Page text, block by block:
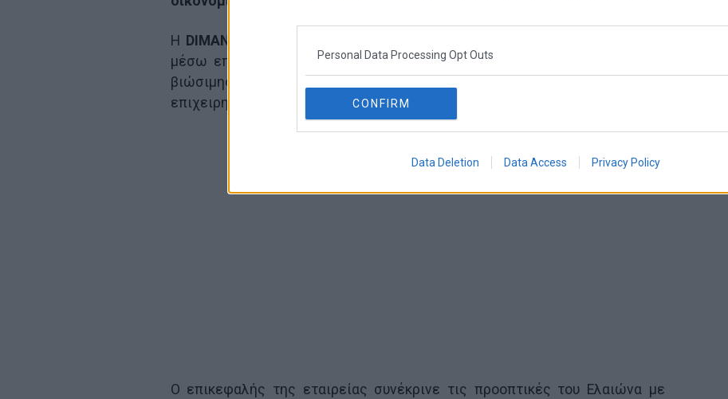
Personal Data Processing Opt Outs
CONFIRM
Data Deletion Data Access Privacy Policy
Η DIMAND
μέσω επενδύσεων σε σύγχρονα «πράσινα» κτίρια γραφείων και projects
βιώσιμης ανάπτυξης, επιδιώκοντας να διαμορφώσει έναν νέο
επιχειρηματικό και αστικό πυρήνα στην πρωτεύουσα.
Ο επικεφαλής της εταιρείας συνέκρινε τις προοπτικές του Ελαιώνα με